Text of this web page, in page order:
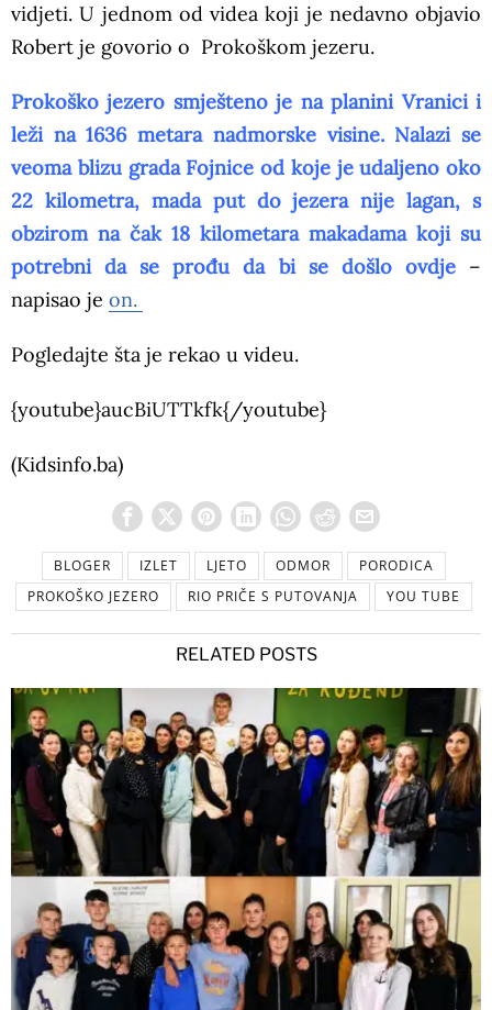
vidjeti. U jednom od videa koji je nedavno objavio
Robert je govorio o Prokoškom jezeru.
Prokoško jezero smješteno je na planini Vranici i
leži na 1636 metara nadmorske visine. Nalazi se
veoma blizu grada Fojnice od koje je udaljeno oko
22 kilometra, mada put do jezera nije lagan, s
obzirom na čak 18 kilometara makadama koji su
potrebni da se prođu da bi se došlo ovdje–
napisao je on.
Pogledajte šta je rekao u videu.
{youtube}aucBiUTTkfk{/youtube}
(Kidsinfo.ba)
BLOGER IZLET LJETO ODMOR
PORODICA
PROKOŠKO JEZERO
RIO PRIČE S PUTOVANJA YOU TUBE
RELATED POSTS